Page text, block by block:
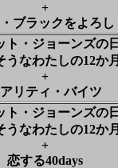
+
ブラックをよろし
ト・ジョーンズの
うなわたしの12か月
+
リティ・バイツ
ト・ジョーンズの
うなわたしの12か月
+
恋する40days